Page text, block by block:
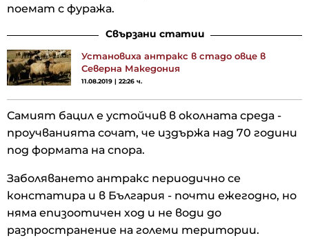
поемат с фуража.
Свързани статии
Установиха антракс в стадо овце в
Северна Македония
11.08.2019 | 22:26 ч.
Самият бацил е устойчив в околната среда -
проучванията сочат, че издържа над 70 години
под формата на спора.
Заболяването антракс периодично се
констатира и в България - почти ежегодно, но
няма епизоотичен ход и не води до
разпространение на големи територии.